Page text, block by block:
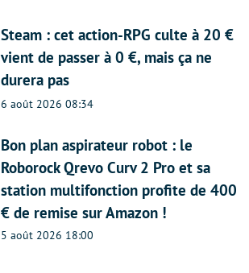
Steam : cet action-RPG culte à 20 €
vient de passer à 0 €, mais ça ne
durera pas
6 août 2026 08:34
Bon plan aspirateur robot : le
Roborock Qrevo Curv 2 Pro et sa
station multifonction profite de 400
€ de remise sur Amazon !
5 août 2026 18:00